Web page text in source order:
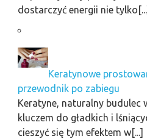
dostarczyć energii nie
Keratynowe
przewodnik po zabiegu
Keratyne, naturalny budulec
kluczem do gładkich i
cieszyć się tym efektem w[...]